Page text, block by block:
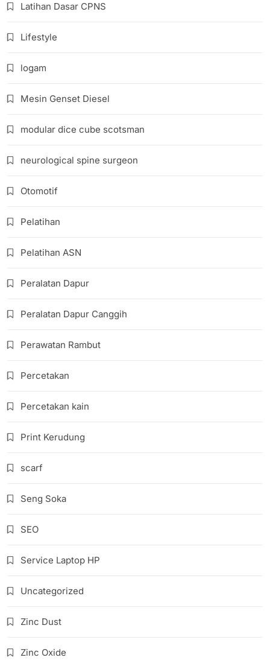
Latihan Dasar CPNS
Lifestyle
logam
Mesin Genset Diesel
modular dice cube scotsman
neurological spine surgeon
Otomotif
Pelatihan
Pelatihan ASN
Peralatan Dapur
Peralatan Dapur Canggih
Perawatan Rambut
Percetakan
Percetakan kain
Print Kerudung
scarf
Seng Soka
SEO
Service Laptop HP
Uncategorized
Zinc Dust
Zinc Oxide